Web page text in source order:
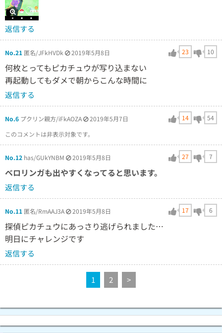
返信する
No.21 匿名/JFkHVDk 2019年5月8日 23 10
何枚とってもピカチュウが写り込まない
再起動してもダメで朝からこんな時間に
返信する
No.6 プクリン親方/iFkAOZA 2019年5月7日 14
54
このコメントは非表示対象です。
No.12 has/GUkYNBM 2019年5月8日 27 7
ベロリンガも出やすくなってると思います。
返信する
No.11 匿名/RmAAJ3A 2019年5月8日 17 6
探偵ピカチュウにあっさり逃げられました…
明日にチャレンジです
返信する
1 2 >